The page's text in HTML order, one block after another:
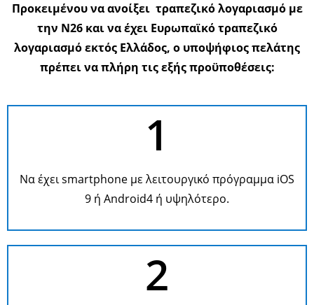
Προκειμένου να ανοίξει τραπεζικό λογαριασμό με
την Ν26 και να έχει Ευρωπαϊκό τραπεζικό
λογαριασμό εκτός Ελλάδος, ο υποψήφιος πελάτης
πρέπει να πλήρη τις εξής προϋποθέσεις:
1
Να έχει smartphone με λειτουργικό πρόγραμμα iOS
9 ή Android4 ή υψηλότερο.
2